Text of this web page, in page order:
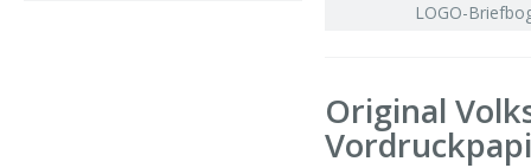
LOGO-
Original